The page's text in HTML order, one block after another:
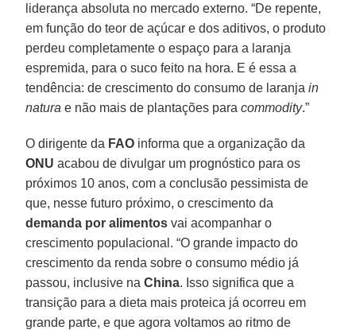
liderança absoluta no mercado externo. “De repente,
em função do teor de açúcar e dos aditivos, o produto
perdeu completamente o espaço para a laranja
espremida, para o suco feito na hora. E é essa a
tendência: de crescimento do consumo de laranjain
natura e não mais de plantações paracommodity.”
O dirigente da FAO informa que a organização da
ONU acabou de divulgar um prognóstico para os
próximos 10 anos, com a conclusão pessimista de
que, nesse futuro próximo, o crescimento da
demanda por alimentos vai acompanhar o
crescimento populacional. “O grande impacto do
crescimento da renda sobre o consumo médio já
passou, inclusive naChina. Isso significa que a
transição para a dieta mais proteica já ocorreu em
grande parte, e que agora voltamos ao ritmo de